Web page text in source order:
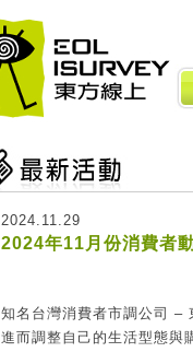
2024.11.29
2024年11月份消費者
知名台灣消費者市調公司 –
進而調整自己的生活型態與